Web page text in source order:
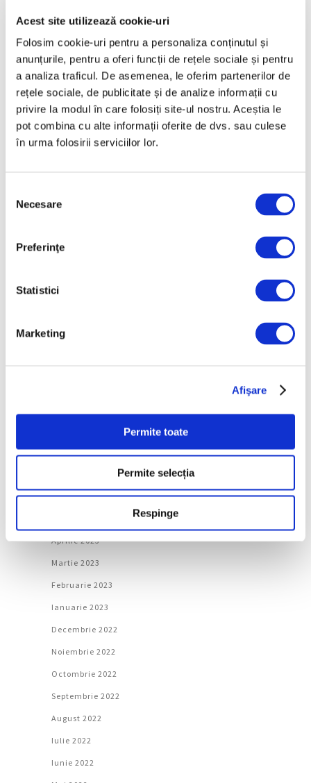
Acest site utilizează cookie-uri
Folosim cookie-uri pentru a personaliza conținutul și
anunțurile, pentru a oferi funcții de rețele sociale și pentru
a analiza traficul. De asemenea, le oferim partenerilor de
rețele sociale, de publicitate și de analize informații cu
privire la modul în care folosiți site-ul nostru. Aceștia le
pot combina cu alte informații oferite de dvs. sau culese
în urma folosirii serviciilor lor.
consimțământului
Necesare
Preferinţe
Statistici
Marketing
Afişare
Permite toate
Permite selecția
Respinge
Februarie 2025
Ianuarie 2025
Decembrie 2024
Octombrie 2024
Iulie 2024
Mai 2024
Martie 2024
Ianuarie 2024
August 2023
Iunie 2023
Aprilie 2023
Martie 2023
Februarie 2023
Ianuarie 2023
Decembrie 2022
Noiembrie 2022
Octombrie 2022
Septembrie 2022
August 2022
Iulie 2022
Iunie 2022